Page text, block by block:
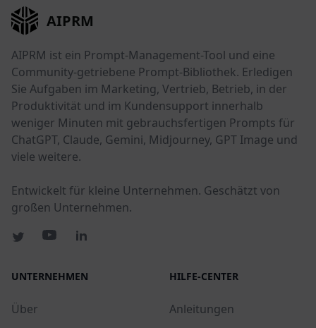
AIPRM
AIPRM ist ein Prompt-Management-Tool und eine
Community-getriebene Prompt-Bibliothek. Erledigen
Sie Aufgaben im Marketing, Vertrieb, Betrieb, in der
Produktivität und im Kundensupport innerhalb
weniger Minuten mit gebrauchsfertigen Prompts für
ChatGPT, Claude, Gemini, Midjourney, GPT Image und
viele weitere.
Entwickelt für kleine Unternehmen. Geschätzt von
großen Unternehmen.
UNTERNEHMEN
Über
HILFE-CENTER
Anleitungen